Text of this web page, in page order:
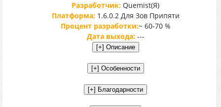
Разработчик: Quemist(Я)
Платформа:1.6.0.2 Для Зов Припяти
Процент разработки:~ 60-70 %
Дата выхода:---